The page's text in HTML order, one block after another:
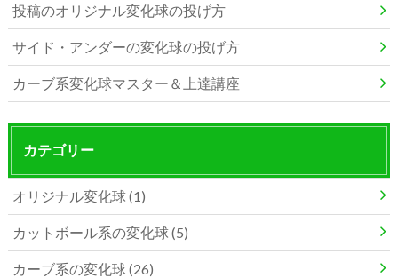
投稿のオリジナル変化球の投げ方
サイド・アンダーの変化球の投げ方
カーブ系変化球マスター＆上達講座
カテゴリー
オリジナル変化球 (1)
カットボール系の変化球 (5)
カーブ系の変化球 (26)